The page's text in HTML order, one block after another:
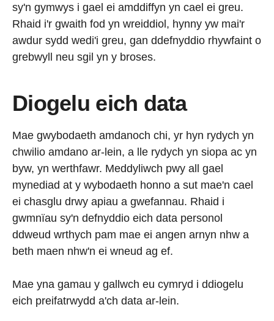
sy'n gymwys i gael ei amddiffyn yn cael ei greu.
Rhaid i'r gwaith fod yn wreiddiol, hynny yw mai'r
awdur sydd wedi'i greu, gan ddefnyddio rhywfaint o
grebwyll neu sgil yn y broses.
Diogelu eich data
Mae gwybodaeth amdanoch chi, yr hyn rydych yn
chwilio amdano ar-lein, a lle rydych yn siopa ac yn
byw, yn werthfawr. Meddyliwch pwy all gael
mynediad at y wybodaeth honno a sut mae'n cael
ei chasglu drwy apiau a gwefannau. Rhaid i
gwmnïau sy'n defnyddio eich data personol
ddweud wrthych pam mae ei angen arnyn nhw a
beth maen nhw'n ei wneud ag ef.
Mae yna gamau y gallwch eu cymryd i ddiogelu
eich preifatrwydd a'ch data ar-lein.